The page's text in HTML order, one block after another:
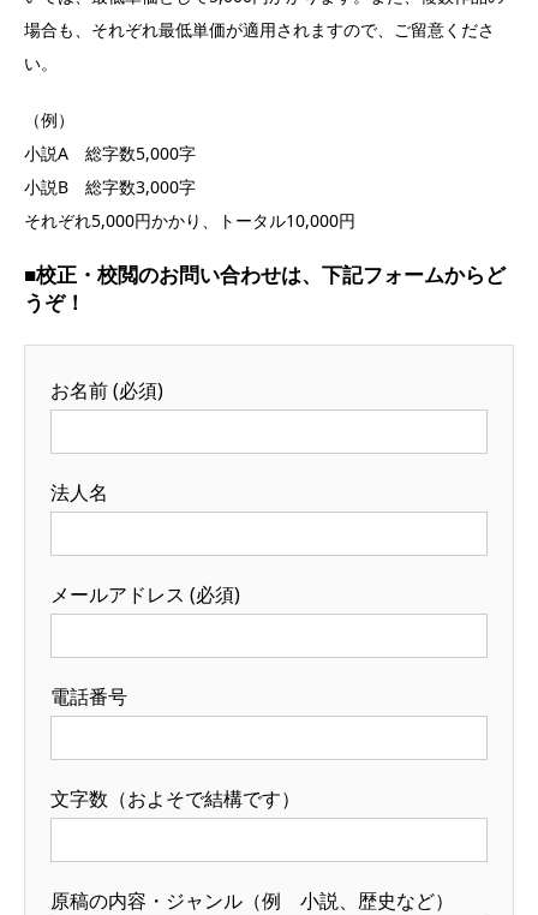
場合も、それぞれ最低単価が適用されますので、ご留意くださ
い。
（例）
小説A 総字数5,000字
小説B 総字数3,000字
それぞれ5,000円かかり、トータル10,000円
■校正・校閲のお問い合わせは、下記フォームからど
うぞ！
お名前 (必須)
法人名
メールアドレス (必須)
電話番号
文字数（およそで結構です）
原稿の内容・ジャンル（例 小説、歴史など）